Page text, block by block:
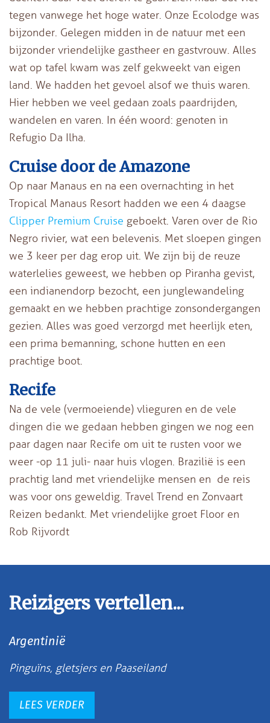
tegen vanwege het hoge water. Onze Ecolodge was
bijzonder. Gelegen midden in de natuur met een
bijzonder vriendelijke gastheer en gastvrouw. Alles
wat op tafel kwam was zelf gekweekt van eigen
land. We hadden het gevoel alsof we thuis waren.
Hier hebben we veel gedaan zoals paardrijden,
wandelen en varen. In één woord: genoten in
Refugio Da Ilha.
Cruise door de Amazone
Op naar Manaus en na een overnachting in het
Tropical Manaus Resort hadden we een 4 daagse
Clipper Premium Cruise geboekt. Varen over de Rio
Negro rivier, wat een belevenis. Met sloepen gingen
we 3 keer per dag erop uit. We zijn bij de reuze
waterlelies geweest, we hebben op Piranha gevist,
een indianendorp bezocht, een junglewandeling
gemaakt en we hebben prachtige zonsondergangen
gezien. Alles was goed verzorgd met heerlijk eten,
een prima bemanning, schone hutten en een
prachtige boot.
Recife
Na de vele (vermoeiende) vlieguren en de vele
dingen die we gedaan hebben gingen we nog een
paar dagen naar Recife om uit te rusten voor we
weer -op 11 juli- naar huis vlogen. Brazilië is een
prachtig land met vriendelijke mensen en de reis
was voor ons geweldig. Travel Trend en Zonvaart
Reizen bedankt. Met vriendelijke groet Floor en
Rob Rijvordt
Reizigers vertellen...
Argentinië
Pinguïns, gletsjers en Paaseiland
LEES VERDER